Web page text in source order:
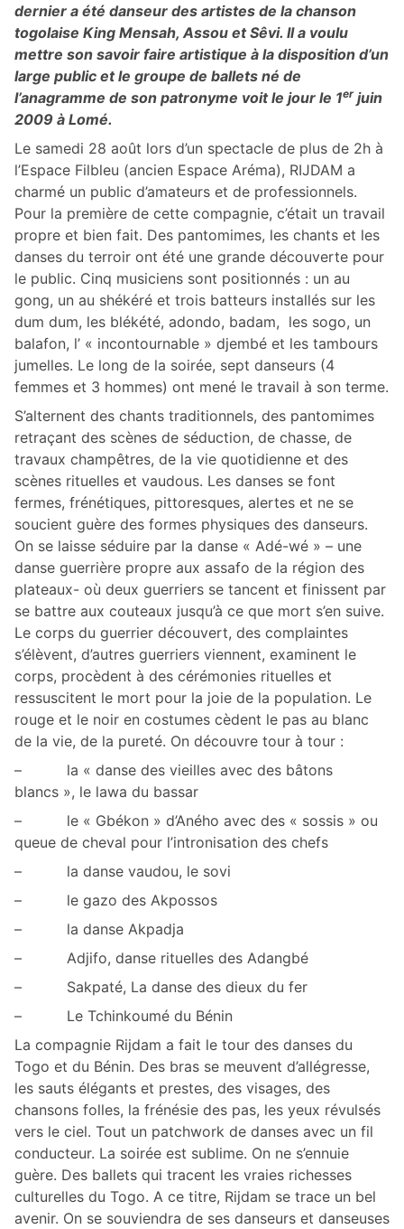
dernier a été danseur des artistes de la chanson
togolaise King Mensah, Assou et Sêvi. Il a voulu
mettre son savoir faire artistique à la disposition d’un
large public et le groupe de ballets né de
l’anagramme de son patronyme voit le jour le 1er juin
2009 à Lomé.
Le samedi 28 août lors d’un spectacle de plus de 2h à
l’Espace Filbleu (ancien Espace Aréma), RIJDAM a
charmé un public d’amateurs et de professionnels.
Pour la première de cette compagnie, c’était un travail
propre et bien fait. Des pantomimes, les chants et les
danses du terroir ont été une grande découverte pour
le public. Cinq musiciens sont positionnés : un au
gong, un au shékéré et trois batteurs installés sur les
dum dum, les blékété, adondo, badam, les sogo, un
balafon, l’ « incontournable » djembé et les tambours
jumelles. Le long de la soirée, sept danseurs (4
femmes et 3 hommes) ont mené le travail à son terme.
S’alternent des chants traditionnels, des pantomimes
retraçant des scènes de séduction, de chasse, de
travaux champêtres, de la vie quotidienne et des
scènes rituelles et vaudous. Les danses se font
fermes, frénétiques, pittoresques, alertes et ne se
soucient guère des formes physiques des danseurs.
On se laisse séduire par la danse « Adé-wé » – une
danse guerrière propre aux assafo de la région des
plateaux- où deux guerriers se tancent et finissent par
se battre aux couteaux jusqu’à ce que mort s’en suive.
Le corps du guerrier découvert, des complaintes
s’élèvent, d’autres guerriers viennent, examinent le
corps, procèdent à des cérémonies rituelles et
ressuscitent le mort pour la joie de la population. Le
rouge et le noir en costumes cèdent le pas au blanc
de la vie, de la pureté. On découvre tour à tour :
– la « danse des vieilles avec des bâtons
blancs », le lawa du bassar
– le « Gbékon » d’Aného avec des « sossis » ou
queue de cheval pour l’intronisation des chefs
– la danse vaudou, le sovi
– le gazo des Akpossos
– la danse Akpadja
– Adjifo, danse rituelles des Adangbé
– Sakpaté, La danse des dieux du fer
– Le Tchinkoumé du Bénin
La compagnie Rijdam a fait le tour des danses du
Togo et du Bénin. Des bras se meuvent d’allégresse,
les sauts élégants et prestes, des visages, des
chansons folles, la frénésie des pas, les yeux révulsés
vers le ciel. Tout un patchwork de danses avec un fil
conducteur. La soirée est sublime. On ne s’ennuie
guère. Des ballets qui tracent les vraies richesses
culturelles du Togo. A ce titre, Rijdam se trace un bel
avenir. On se souviendra de ses danseurs et danseuses